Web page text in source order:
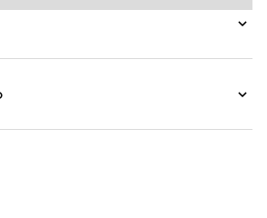
completati dal dettaglio logo